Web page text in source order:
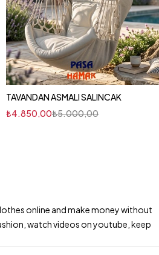
TAVANDAN ASMALI SALINCAK
₺5.000,00
₺4.850,00
online and make money without
watch videos on youtube, keep